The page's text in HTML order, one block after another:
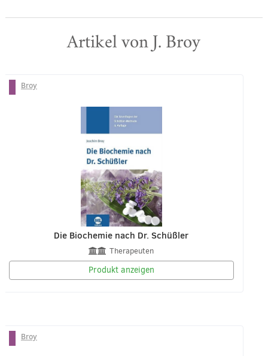
Artikel von J. Broy
Broy
Die Biochemie nach Dr. Schüßler
Therapeuten
Produkt anzeigen
Broy